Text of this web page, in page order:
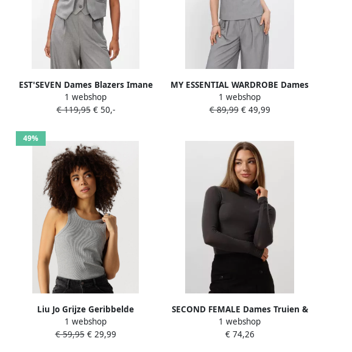
EST'SEVEN Dames Blazers Imane
Singlet Grijs
1 webshop
€ 119,95€ 50,-
MY ESSENTIAL WARDROBE Dames
Tops & T-shirts Mwhanna
Corsage Lichtgrijs
1 webshop
€ 89,99€ 49,99
49%
Liu Jo Grijze Geribbelde
Mouwloze Top Geborduurd Logo
Gray Dames
1 webshop
€ 59,95€ 29,99
SECOND FEMALE Dames Truien &
Vesten Matima T-neck Tee Grijs
1 webshop
€ 74,26